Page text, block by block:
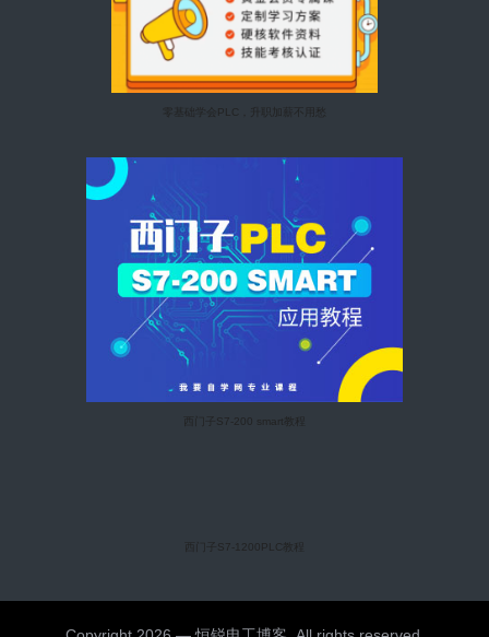
零基础学会PLC，升职加薪不用愁
西门子S7-200 smart教程
西门子S7-1200PLC教程